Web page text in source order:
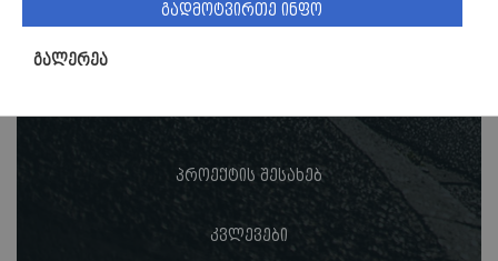
გადმოტვირთე ინფო
გალერეა
პროექტის შესახებ
კვლევები